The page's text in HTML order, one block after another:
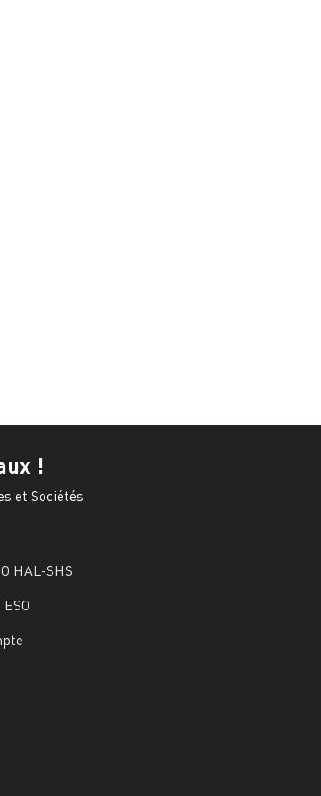
!
et Sociétés
HAL-SHS